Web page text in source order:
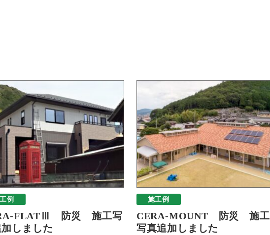
例
FLATⅢ 防災 施工写
しました
施工例
CERA-MOUNT 防災 施工
写真追加しました